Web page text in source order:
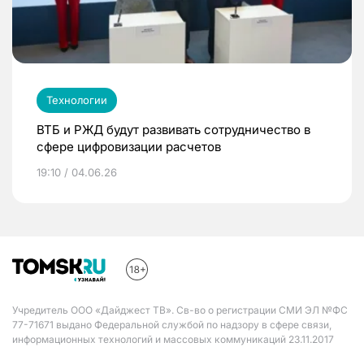
Технологии
ВТБ и РЖД будут развивать сотрудничество в
сфере цифровизации расчетов
19:10 / 04.06.26
Учредитель ООО «Дайджест ТВ». Св-во о регистрации СМИ ЭЛ №ФС
77-71671 выдано Федеральной службой по надзору в сфере связи,
информационных технологий и массовых коммуникаций 23.11.2017